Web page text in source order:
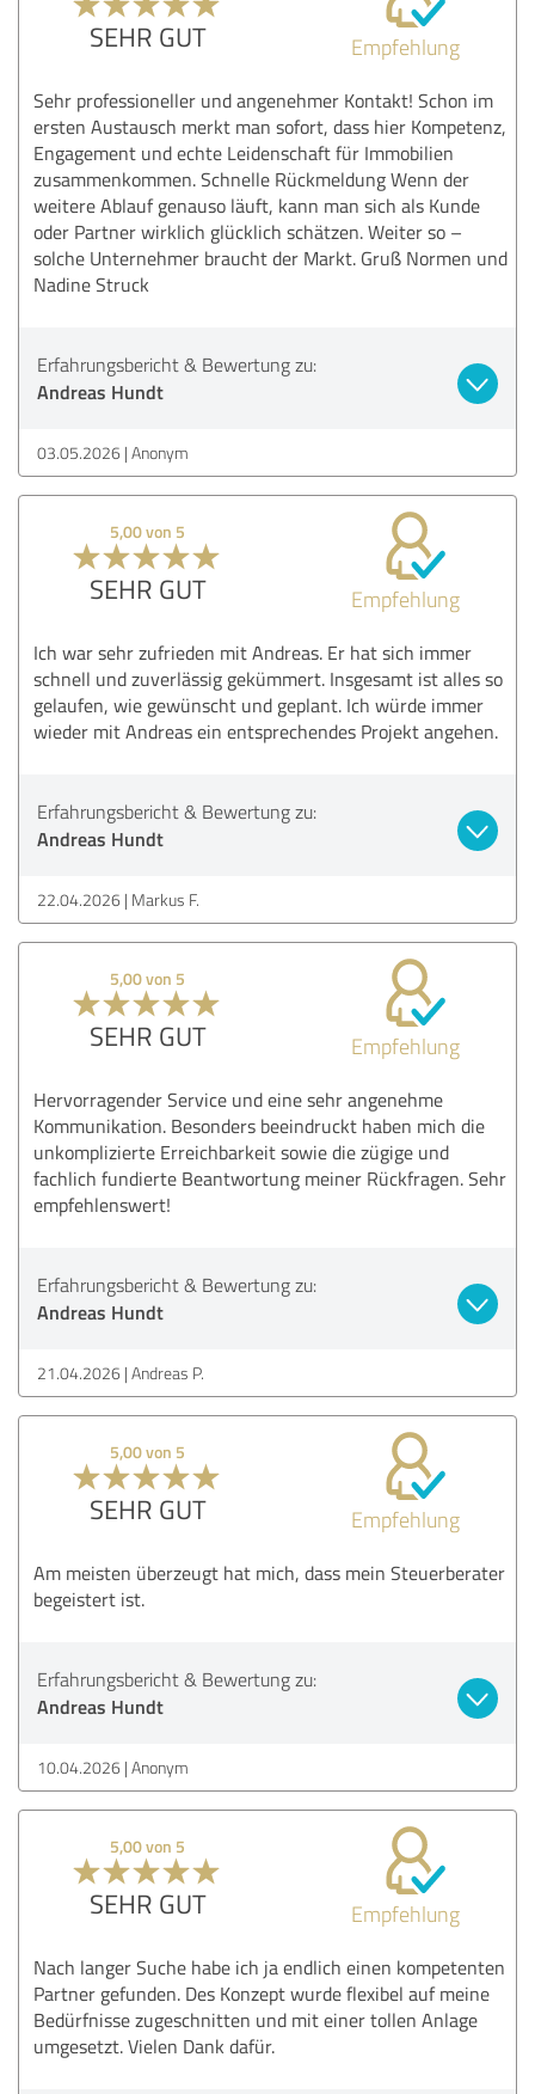
SEHR GUT Empfehlung
Sehr professioneller und angenehmer Kontakt! Schon im
ersten Austausch merkt man sofort, dass hier Kompetenz,
Engagement und echte Leidenschaft für Immobilien
zusammenkommen. Schnelle Rückmeldung Wenn der
weitere Ablauf genauso läuft, kann man sich als Kunde
oder Partner wirklich glücklich schätzen. Weiter so –
solche Unternehmer braucht der Markt. Gruß Normen und
Nadine Struck
Erfahrungsbericht & Bewertung zu:
Andreas Hundt
03.05.2026 Anonym
5,00 von 5
SEHR GUT Empfehlung
Ich war sehr zufrieden mit Andreas. Er hat sich immer
schnell und zuverlässig gekümmert. Insgesamt ist alles so
gelaufen, wie gewünscht und geplant. Ich würde immer
wieder mit Andreas ein entsprechendes Projekt angehen.
Erfahrungsbericht & Bewertung zu:
Andreas Hundt
22.04.2026 Markus F.
5,00 von 5
SEHR GUT Empfehlung
Hervorragender Service und eine sehr angenehme
Kommunikation. Besonders beeindruckt haben mich die
unkomplizierte Erreichbarkeit sowie die zügige und
fachlich fundierte Beantwortung meiner Rückfragen. Sehr
empfehlenswert!
Erfahrungsbericht & Bewertung zu:
Andreas Hundt
21.04.2026 Andreas P.
5,00 von 5
SEHR GUT Empfehlung
Am meisten überzeugt hat mich, dass mein Steuerberater
begeistert ist.
Erfahrungsbericht & Bewertung zu:
Andreas Hundt
10.04.2026 Anonym
5,00 von 5
SEHR GUT Empfehlung
Nach langer Suche habe ich ja endlich einen kompetenten
Partner gefunden. Des Konzept wurde flexibel auf meine
Bedürfnisse zugeschnitten und mit einer tollen Anlage
umgesetzt. Vielen Dank dafür.